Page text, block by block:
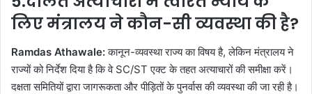
लिए मंत्रालय ने कौन-सी व्यवस्था की है?
Ramdas Athawale:कानून-व्यवस्था राज्य का विषय है, लेकिन मंत्रालय ने
राज्यों को निर्देश दिया है कि वे SC/ST एक्ट के तहत अत्याचारों की समीक्षा करें।
दक्षता समितियों द्वारा जागरूकता और पीड़ितों के पुनर्वास की व्यवस्था की जा रही है।